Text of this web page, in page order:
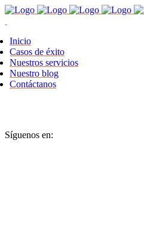
Inicio
Casos de éxito
Nuestros servicios
Nuestro blog
Contáctanos
Síguenos en: